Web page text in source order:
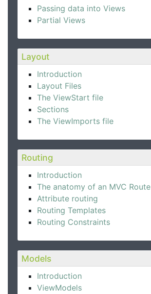
Passing data into Views
Partial Views
Layout
Introduction
Layout Files
The ViewStart file
Sections
The ViewImports file
Routing
Introduction
The anatomy of an MVC Route
Attribute routing
Routing Templates
Routing Constraints
Models
Introduction
ViewModels